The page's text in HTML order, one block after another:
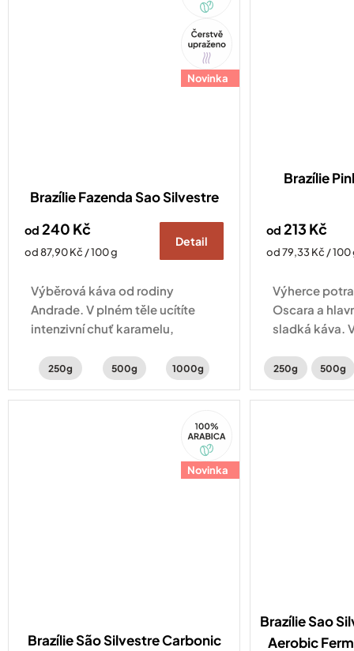
Novinka
Tip
Brazílie Fazenda Sao Silvestre
od 240 Kč
Měrná
od 87,90 Kč / 100 g
Detail
Výběrová káva od rodiny
Andrade. V plném těle ucítíte
intenzivní chuť karamelu,
250g 500g 1000g
Brazílie
od 213 Kč
Měrná
od 79,33 Kč / 100
Výherce
Oscara a
sladká káva.
čokolády,
250g 500g
Novinka
Arabica
Brazílie São Silvestre Carbonic
Brazílie Sao
Aerobic